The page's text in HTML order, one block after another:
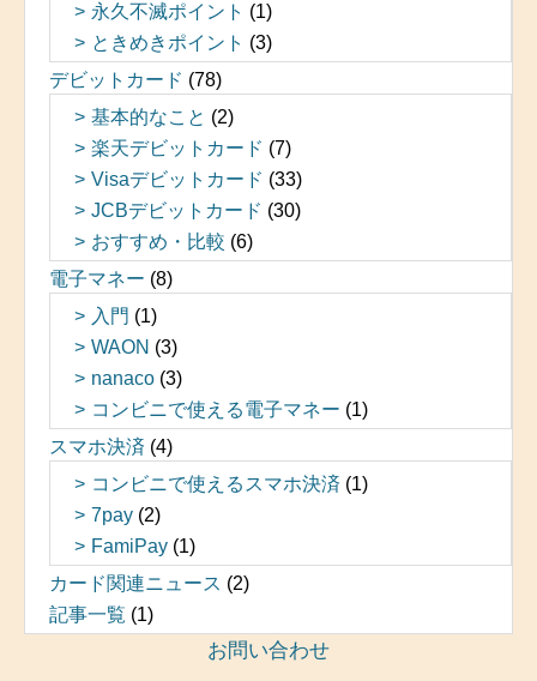
永久不滅ポイント (1)
ときめきポイント (3)
デビットカード (78)
基本的なこと (2)
楽天デビットカード (7)
Visaデビットカード (33)
JCBデビットカード (30)
おすすめ・比較 (6)
電子マネー (8)
入門 (1)
WAON (3)
nanaco (3)
コンビニで使える電子マネー (1)
スマホ決済 (4)
コンビニで使えるスマホ決済 (1)
7pay (2)
FamiPay (1)
カード関連ニュース (2)
記事一覧 (1)
お問い合わせ